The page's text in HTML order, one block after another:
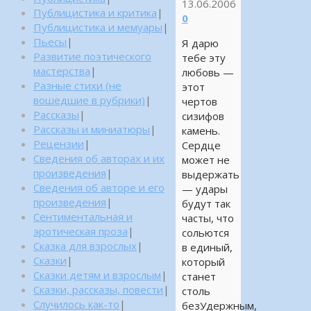
13.06.2006
0
Я дарю
тебе эту
любовь —
этот
чертов
сизифов
камень.
Сердце
может не
выдержать
— удары
будут так
часты, что
сольются
в единый,
который
станет
столь
безУдержным,
Публицистика и критика |
Публицистика и мемуары |
Пьесы |
Развитие поэтического
мастерства |
Разные стихи (не
вошедшие в рубрики) |
Рассказы |
Рассказы и миниатюры |
Рецензии |
Сведения об авторах и их
произведения |
Сведения об авторе и его
произведения |
Сентиментальная и
эротическая проза |
Сказка для взрослых |
Сказки |
Сказки детям и взрослым |
Сказки, рассказы, повести |
Случилось как-то |